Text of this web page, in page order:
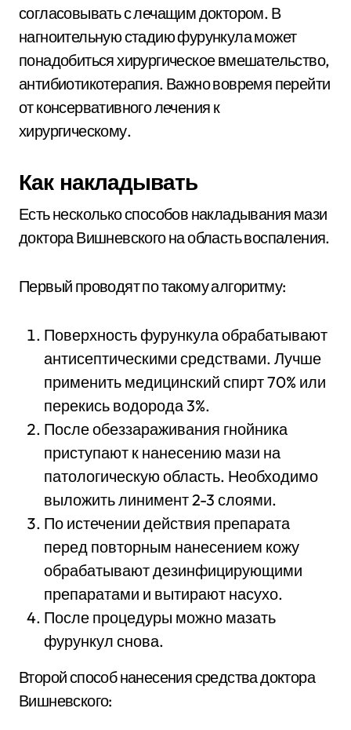
согласовывать с лечащим доктором. В
нагноительную стадию фурункула может
понадобиться хирургическое вмешательство,
антибиотикотерапия. Важно вовремя перейти
от консервативного лечения к
хирургическому.
Как накладывать
Есть несколько способов накладывания мази
доктора Вишневского на область воспаления.
Первый проводят по такому алгоритму:
Поверхность фурункула обрабатывают
антисептическими средствами. Лучше
применить медицинский спирт 70% или
перекись водорода 3%.
После обеззараживания гнойника
приступают к нанесению мази на
патологическую область. Необходимо
выложить линимент 2-3 слоями.
По истечении действия препарата
перед повторным нанесением кожу
обрабатывают дезинфицирующими
препаратами и вытирают насухо.
После процедуры можно мазать
фурункул снова.
Второй способ нанесения средства доктора
Вишневского: